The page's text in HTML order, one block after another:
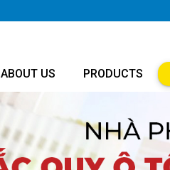
ABOUT US PRODUCTS